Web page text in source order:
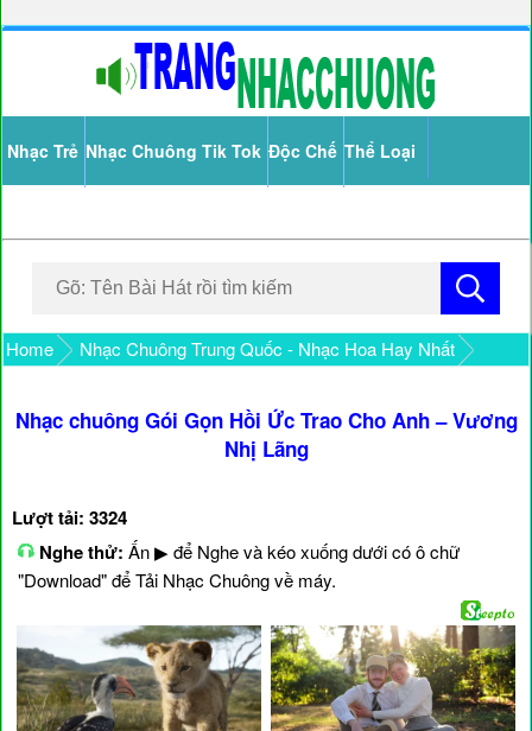
Nhạc Trẻ Nhạc Chuông Tik Tok Độc Chế Thể Loại
Home Nhạc Chuông Trung Quốc - Nhạc Hoa Hay Nhất
Nhạc chuông Gói Gọn Hồi Ức Trao Cho Anh – Vương
Nhị Lãng
Lượt tải: 3324
Nghe thử: Ấn ▶ để Nghe và kéo xuống dưới có ô chữ
"Download" để Tải Nhạc Chuông về máy.